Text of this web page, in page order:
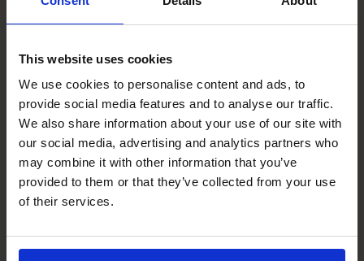
This website uses cookies
We use cookies to personalise content and ads, to
provide social media features and to analyse our traffic.
We also share information about your use of our site with
our social media, advertising and analytics partners who
may combine it with other information that you’ve
provided to them or that they’ve collected from your use
of their services.
Übernahme, die für die
Gründer bahnbrechend war.
Erfolgsgeschichte lesen
Technologie